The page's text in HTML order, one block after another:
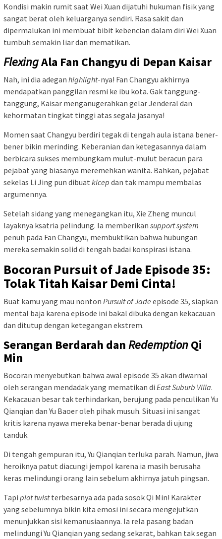
Kondisi makin rumit saat Wei Xuan dijatuhi hukuman fisik yang
sangat berat oleh keluarganya sendiri. Rasa sakit dan
dipermalukan ini membuat bibit kebencian dalam diri Wei Xuan
tumbuh semakin liar dan mematikan.
FlexingAla Fan Changyu di Depan Kaisar
Nah, ini dia adegan highlight-nya! Fan Changyu akhirnya
mendapatkan panggilan resmi ke ibu kota. Gak tanggung-
tanggung, Kaisar menganugerahkan gelar Jenderal dan
kehormatan tingkat tinggi atas segala jasanya!
Momen saat Changyu berdiri tegak di tengah aula istana bener-
bener bikin merinding. Keberanian dan ketegasannya dalam
berbicara sukses membungkam mulut-mulut beracun para
pejabat yang biasanya meremehkan wanita. Bahkan, pejabat
sekelas Li Jing pun dibuat kicep dan tak mampu membalas
argumennya.
Setelah sidang yang menegangkan itu, Xie Zheng muncul
layaknya ksatria pelindung. Ia memberikan support system
penuh pada Fan Changyu, membuktikan bahwa hubungan
mereka semakin solid di tengah badai konspirasi istana.
Bocoran Pursuit of Jade Episode 35:
Tolak Titah Kaisar Demi Cinta!
Buat kamu yang mau nonton Pursuit of Jade episode 35, siapkan
mental baja karena episode ini bakal dibuka dengan kekacauan
dan ditutup dengan ketegangan ekstrem.
Serangan Berdarah danRedemptionQi
Min
Bocoran menyebutkan bahwa awal episode 35 akan diwarnai
oleh serangan mendadak yang mematikan di East Suburb Villa.
Kekacauan besar tak terhindarkan, berujung pada penculikan Yu
Qianqian dan Yu Baoer oleh pihak musuh. Situasi ini sangat
kritis karena nyawa mereka benar-benar berada di ujung
tanduk.
Di tengah gempuran itu, Yu Qianqian terluka parah. Namun, jiwa
heroiknya patut diacungi jempol karena ia masih berusaha
keras melindungi orang lain sebelum akhirnya jatuh pingsan.
Tapi plot twistterbesarnya ada pada sosok Qi Min! Karakter
yang sebelumnya bikin kita emosi ini secara mengejutkan
menunjukkan sisi kemanusiaannya. Ia rela pasang badan
melindungi Yu Qianqian yang sedang sekarat, bahkan tak segan